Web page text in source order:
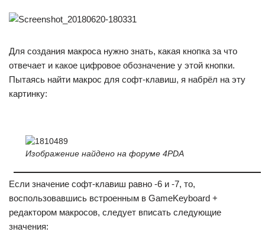
Для создания макроса нужно знать, какая кнопка за что
отвечает и какое цифровое обозначение у этой кнопки.
Пытаясь найти макрос для софт-клавиш, я набрёл на эту
картинку:
Изображение найдено на форуме 4PDA
Если значение софт-клавиш равно -6 и -7, то,
воспользовавшись встроенным в GameKeyboard +
редактором макросов, следует вписать следующие
значения: